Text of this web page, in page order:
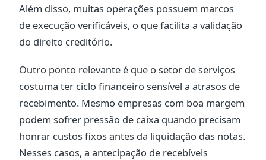
Além disso, muitas operações possuem marcos
de execução verificáveis, o que facilita a validação
do direito creditório.
Outro ponto relevante é que o setor de serviços
costuma ter ciclo financeiro sensível a atrasos de
recebimento. Mesmo empresas com boa margem
podem sofrer pressão de caixa quando precisam
honrar custos fixos antes da liquidação das notas.
Nesses casos, a antecipação de recebíveis